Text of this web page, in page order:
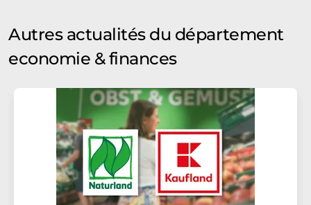
Autres actualités du département
economie & finances